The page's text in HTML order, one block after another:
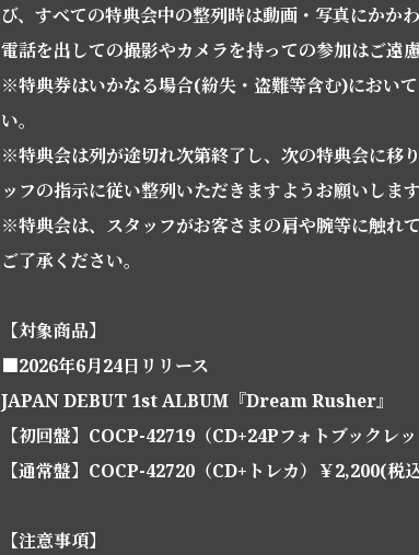
び、すべての特典会中の整列時は動画・写真にかか
電話を出しての撮影やカメラを持っての参加はご遠慮
※特典券はいかなる場合(紛失・盗難等含む)におい
い。
※特典会は列が途切れ次第終了し、次の特典会に移
ッフの指示に従い整列いただきますようお願いします
※特典会は、スタッフがお客さまの肩や腕等に触れ
ご了承ください。
【対象商品】
■2026年6月24日リリース
JAPAN DEBUT 1st ALBUM『Dream Rusher』
【初回盤】COCP-42719（CD+24Pフォトブックレ
【通常盤】COCP-42720（CD+トレカ）￥2,200(税
【注意事項】